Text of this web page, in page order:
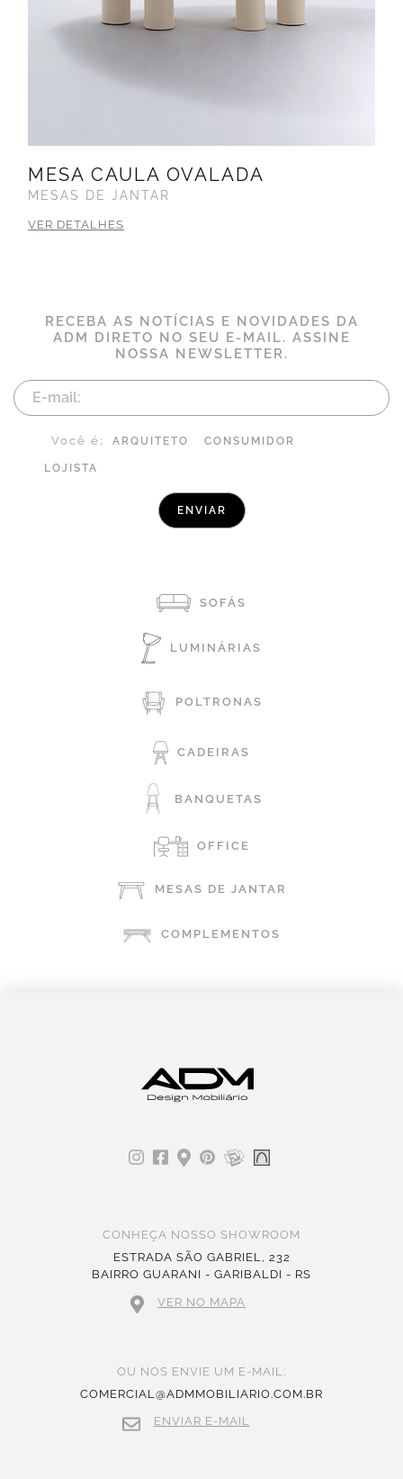
MESA CAULA OVALADA
MESAS DE JANTAR
VER DETALHES
RECEBA AS NOTÍCIAS E NOVIDADES DA
ADM DIRETO NO SEU E-MAIL. ASSINE
NOSSA NEWSLETTER.
Você é: ARQUITETO CONSUMIDOR
LOJISTA
SOFÁS
LUMINÁRIAS
POLTRONAS
CADEIRAS
BANQUETAS
OFFICE
MESAS DE JANTAR
COMPLEMENTOS
CONHEÇA NOSSO SHOWROOM
ESTRADA SÃO GABRIEL, 232
BAIRRO GUARANI - GARIBALDI - RS
VER NO MAPA
OU NOS ENVIE UM E-MAIL:
COMERCIAL@ADMMOBILIARIO.COM.BR
ENVIAR E-MAIL